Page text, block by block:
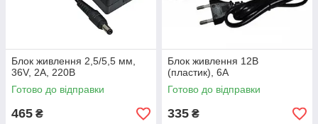
Блок живлення 2,5/5,5 мм,
36V, 2A, 220В
Готово до відправки
465 ₴
Блок живлення 12В
(пластик), 6А
Готово до відправки
335 ₴